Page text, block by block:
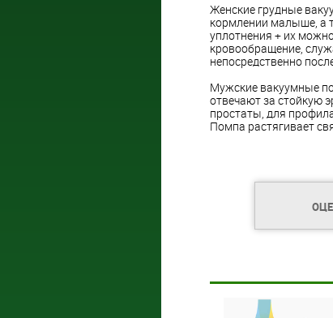
Женские грудные
кормлении малыше, а
уплотнения + их
кровообращение,
непосредственно
Мужские вакуумные
отвечают за стойкую
простаты, для
Помпа растягивает